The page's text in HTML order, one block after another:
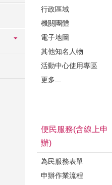
行政區域
機關團體
電子地圖
其他知名人物
活動中心使用專區
更多...
便民服務(含線上申
辦)
為民服務表單
申辦作業流程